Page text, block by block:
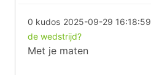
0 kudos 2025-09-29 16:18:59
de wedstrijd?
Met je maten